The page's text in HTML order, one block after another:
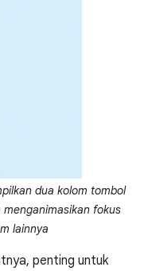
dua kolom tombol
fokus
lainnya
penting untuk